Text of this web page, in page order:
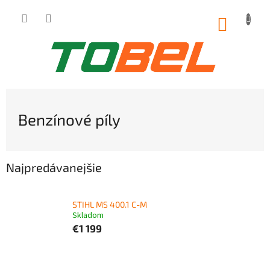
Benzínové píly
Najpredávanejšie
STIHL MS 400.1 C-M
Skladom
€1 199